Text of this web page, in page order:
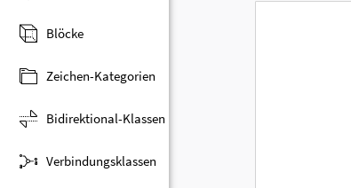
Blöcke
Zeichen-Kategorien
Bidirektional-Klassen
Verbindungsklassen